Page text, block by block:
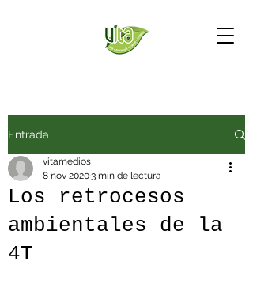
Entrada
Los retrocesos
ambientales de la
4T
vitamedios
8 nov 20203 min de lectura